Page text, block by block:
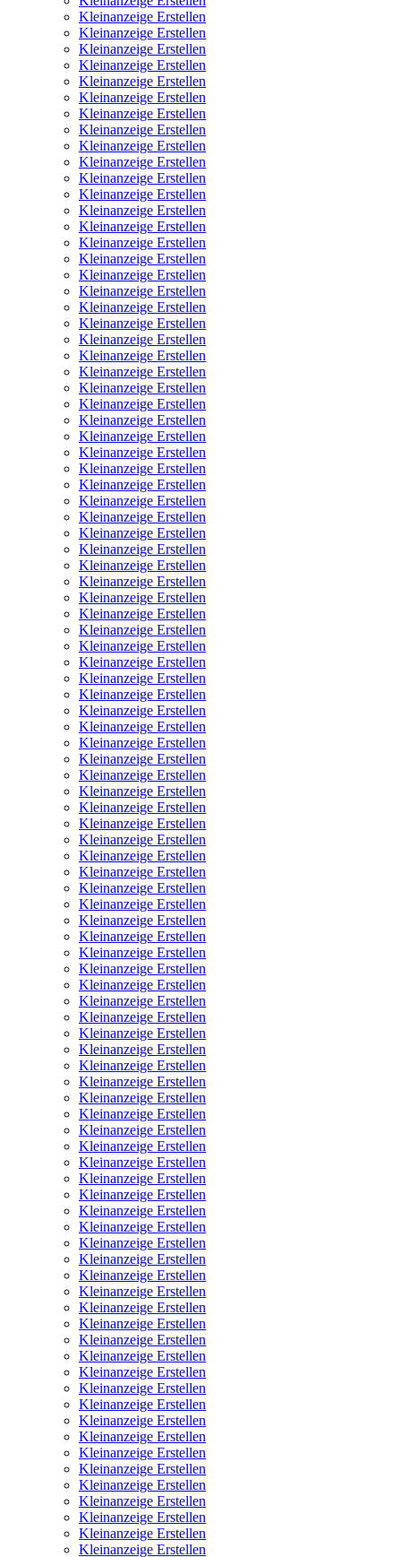
Kleinanzeige Erstellen
Kleinanzeige Erstellen
Kleinanzeige Erstellen
Kleinanzeige Erstellen
Kleinanzeige Erstellen
Kleinanzeige Erstellen
Kleinanzeige Erstellen
Kleinanzeige Erstellen
Kleinanzeige Erstellen
Kleinanzeige Erstellen
Kleinanzeige Erstellen
Kleinanzeige Erstellen
Kleinanzeige Erstellen
Kleinanzeige Erstellen
Kleinanzeige Erstellen
Kleinanzeige Erstellen
Kleinanzeige Erstellen
Kleinanzeige Erstellen
Kleinanzeige Erstellen
Kleinanzeige Erstellen
Kleinanzeige Erstellen
Kleinanzeige Erstellen
Kleinanzeige Erstellen
Kleinanzeige Erstellen
Kleinanzeige Erstellen
Kleinanzeige Erstellen
Kleinanzeige Erstellen
Kleinanzeige Erstellen
Kleinanzeige Erstellen
Kleinanzeige Erstellen
Kleinanzeige Erstellen
Kleinanzeige Erstellen
Kleinanzeige Erstellen
Kleinanzeige Erstellen
Kleinanzeige Erstellen
Kleinanzeige Erstellen
Kleinanzeige Erstellen
Kleinanzeige Erstellen
Kleinanzeige Erstellen
Kleinanzeige Erstellen
Kleinanzeige Erstellen
Kleinanzeige Erstellen
Kleinanzeige Erstellen
Kleinanzeige Erstellen
Kleinanzeige Erstellen
Kleinanzeige Erstellen
Kleinanzeige Erstellen
Kleinanzeige Erstellen
Kleinanzeige Erstellen
Kleinanzeige Erstellen
Kleinanzeige Erstellen
Kleinanzeige Erstellen
Kleinanzeige Erstellen
Kleinanzeige Erstellen
Kleinanzeige Erstellen
Kleinanzeige Erstellen
Kleinanzeige Erstellen
Kleinanzeige Erstellen
Kleinanzeige Erstellen
Kleinanzeige Erstellen
Kleinanzeige Erstellen
Kleinanzeige Erstellen
Kleinanzeige Erstellen
Kleinanzeige Erstellen
Kleinanzeige Erstellen
Kleinanzeige Erstellen
Kleinanzeige Erstellen
Kleinanzeige Erstellen
Kleinanzeige Erstellen
Kleinanzeige Erstellen
Kleinanzeige Erstellen
Kleinanzeige Erstellen
Kleinanzeige Erstellen
Kleinanzeige Erstellen
Kleinanzeige Erstellen
Kleinanzeige Erstellen
Kleinanzeige Erstellen
Kleinanzeige Erstellen
Kleinanzeige Erstellen
Kleinanzeige Erstellen
Kleinanzeige Erstellen
Kleinanzeige Erstellen
Kleinanzeige Erstellen
Kleinanzeige Erstellen
Kleinanzeige Erstellen
Kleinanzeige Erstellen
Kleinanzeige Erstellen
Kleinanzeige Erstellen
Kleinanzeige Erstellen
Kleinanzeige Erstellen
Kleinanzeige Erstellen
Kleinanzeige Erstellen
Kleinanzeige Erstellen
Kleinanzeige Erstellen
Kleinanzeige Erstellen
Kleinanzeige Erstellen